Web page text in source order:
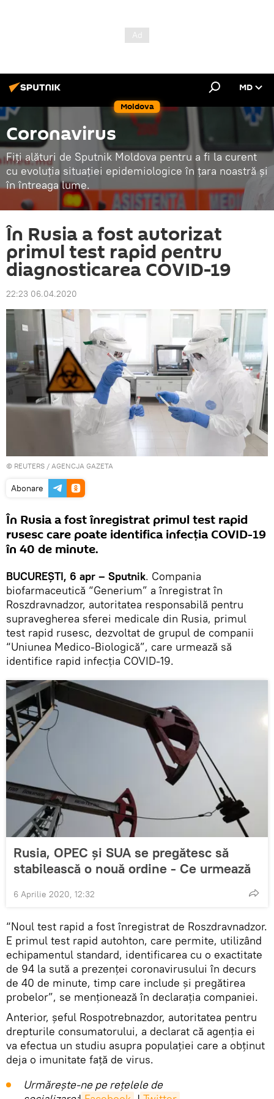
Moldova
MD
Coronavirus
Fiți alături de Sputnik Moldova pentru a fi la curent
cu evoluția situației epidemiologice în țara noastră și
în întreaga lume.
În Rusia a fost autorizat
primul test rapid pentru
diagnosticarea COVID-19
22:23 06.04.2020
© REUTERS / AGENCJA GAZETA
Abonare
În Rusia a fost înregistrat primul test rapid
rusesc care poate identifica infecția COVID-19
în 40 de minute.
BUCUREȘTI, 6 apr – Sputnik. Compania
biofarmaceutică “Generium” a înregistrat în
Roszdravnadzor, autoritatea responsabilă pentru
supravegherea sferei medicale din Rusia, primul
test rapid rusesc, dezvoltat de grupul de companii
“Uniunea Medico-Biologică”, care urmează să
identifice rapid infecția COVID-19.
Rusia, OPEC și SUA se pregătesc să
stabilească o nouă ordine - Ce urmează
6 Aprilie 2020, 12:32
“Noul test rapid a fost înregistrat de Roszdravnadzor.
E primul test rapid autohton, care permite, utilizând
echipamentul standard, identificarea cu o exactitate
de 94 la sută a prezenței coronavirusului în decurs
de 40 de minute, timp care include și pregătirea
probelor”, se menționează în declarația companiei.
Anterior, șeful Rospotrebnazdor, autoritatea pentru
drepturile consumatorului, a declarat că agenția ei
va efectua un studiu asupra populației care a obținut
deja o imunitate față de virus.
Urmărește-ne pe rețelele de